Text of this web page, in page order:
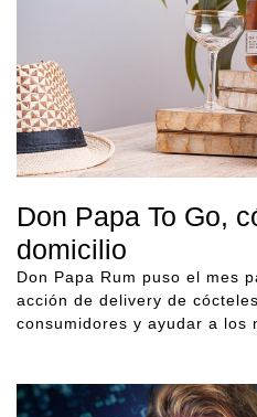
Don Papa To Go,
domicilio
Don Papa Rum puso el mes
acción de delivery de
consumidores y ayudar a los